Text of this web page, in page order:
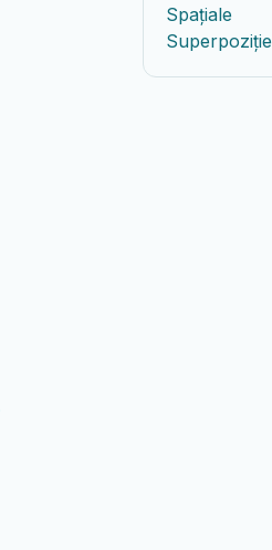
Spațiale
Superpoziție